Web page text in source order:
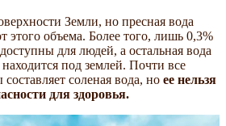
Земли, но пресная вода
этого объема. Более того, лишь 0,3%
для людей, а остальная вода
под землей. Почти все
соленая вода, но ее нельзя
для здоровья.